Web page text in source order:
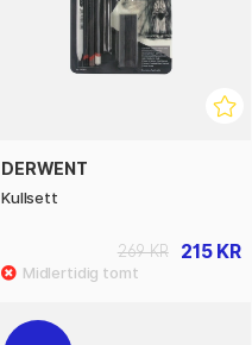
DERWENT
Kullsett
215 KR
269 KR